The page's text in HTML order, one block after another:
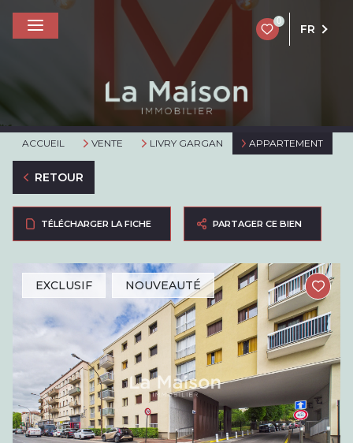
0
FR
ACCUEIL VENTE LIVRY GARGAN APPARTEMENT
RETOUR
TÉLÉCHARGER LA FICHE PARTAGER CE BIEN
EXCLUSIF NOUVEAUTÉ